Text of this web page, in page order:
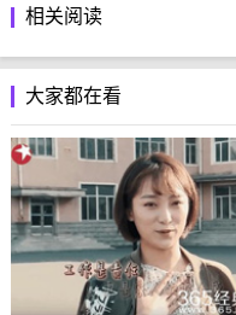
相关阅读
大家都在看